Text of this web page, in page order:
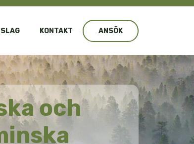
KONTAKT ANSÖK
och